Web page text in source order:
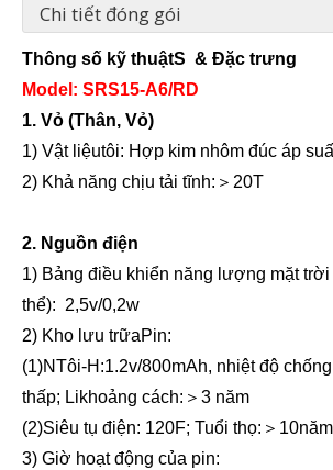
Chi tiết đóng gói
Thông số kỹ thuậtS & Đặc trưng
Model: SRS15-A6/RD
1. Vỏ (Thân, Vỏ)
1) Vật liệutôi: Hợp kim nhôm đúc áp
2) Khả năng chịu tải tĩnh: ＞ 20T
2. Nguồn điện
1) Bảng điều khiển năng lượng mặt trời
thể): 2,5v/0,2w
2) Kho lưu trữaPin:
(1)NTôi-H:1.2v/800mAh, nhiệt độ
thấp; Likhoảng cách: ＞ 3 năm
(2)Siêu tụ điện: 120F; Tuổi thọ: ＞ 10năm
3) Giờ hoạt động của pin: